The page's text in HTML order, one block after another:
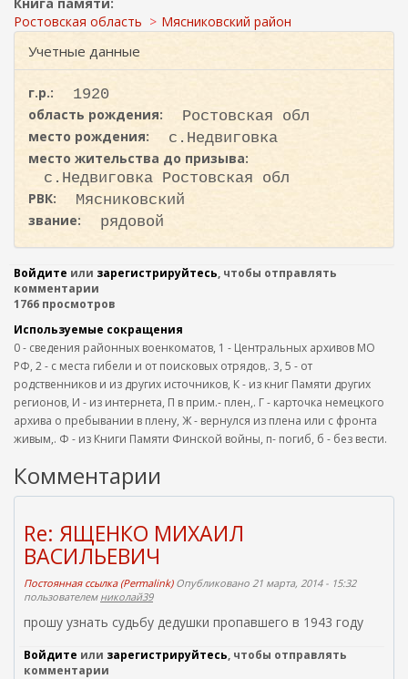
и
с
Ростовская область
Мясниковский район
Учетные данные
г.р.:
1920
область рождения:
Ростовская обл
место рождения:
с.Недвиговка
место жительства до призыва:
с.Недвиговка Ростовская обл
РВК:
Мясниковский
звание:
рядовой
Войдите или зарегистрируйтесь, чтобы отправлять
комментарии
1766 просмотров
Используемые сокращения
0 - сведения районных военкоматов, 1 - Центральных архивов МО
РФ, 2 - с места гибели и от поисковых отрядов,. 3, 5 - от
родственников и из других источников, К - из книг Памяти других
регионов, И - из интернета, П в прим.- плен,. Г - карточка немецкого
архива о пребывании в плену, Ж - вернулся из плена или с фронта
живым,. Ф - из Книги Памяти Финской войны, п- погиб, б - без вести.
Комментарии
Re: ЯЩЕНКО МИХАИЛ
ВАСИЛЬЕВИЧ
Постоянная ссылка (Permalink)Опубликовано 21 марта, 2014 - 15:32
пользователем николай39
прошу узнать судьбу дедушки пропавшего в 1943 году
Войдите или зарегистрируйтесь, чтобы отправлять
комментарии